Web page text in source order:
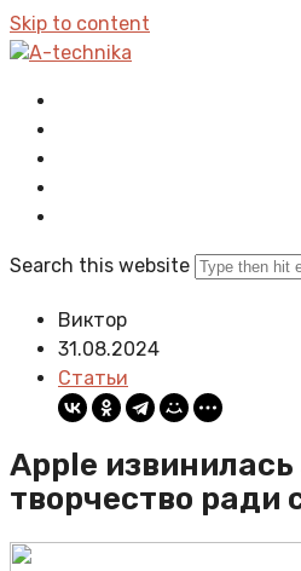
Skip to content
A-technika
Search this website
Виктор
31.08.2024
Статьи
Apple
творчество ради